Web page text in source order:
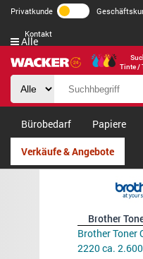
Privatkunde
Kontakt
Tinte /
Alle
Bürobedarf Papiere
Verkäufe & Angebote
Brother
Brother Toner
2220 ca.